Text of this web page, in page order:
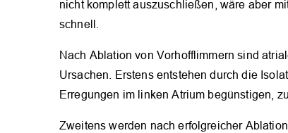
nicht komplett auszuschließen, wäre aber
schnell.
Nach Ablation von Vorhofflimmern sind
Ursachen. Erstens entstehen durch die
Erregungen im linken Atrium begünstigen,
Zweitens werden nach erfolgreicher